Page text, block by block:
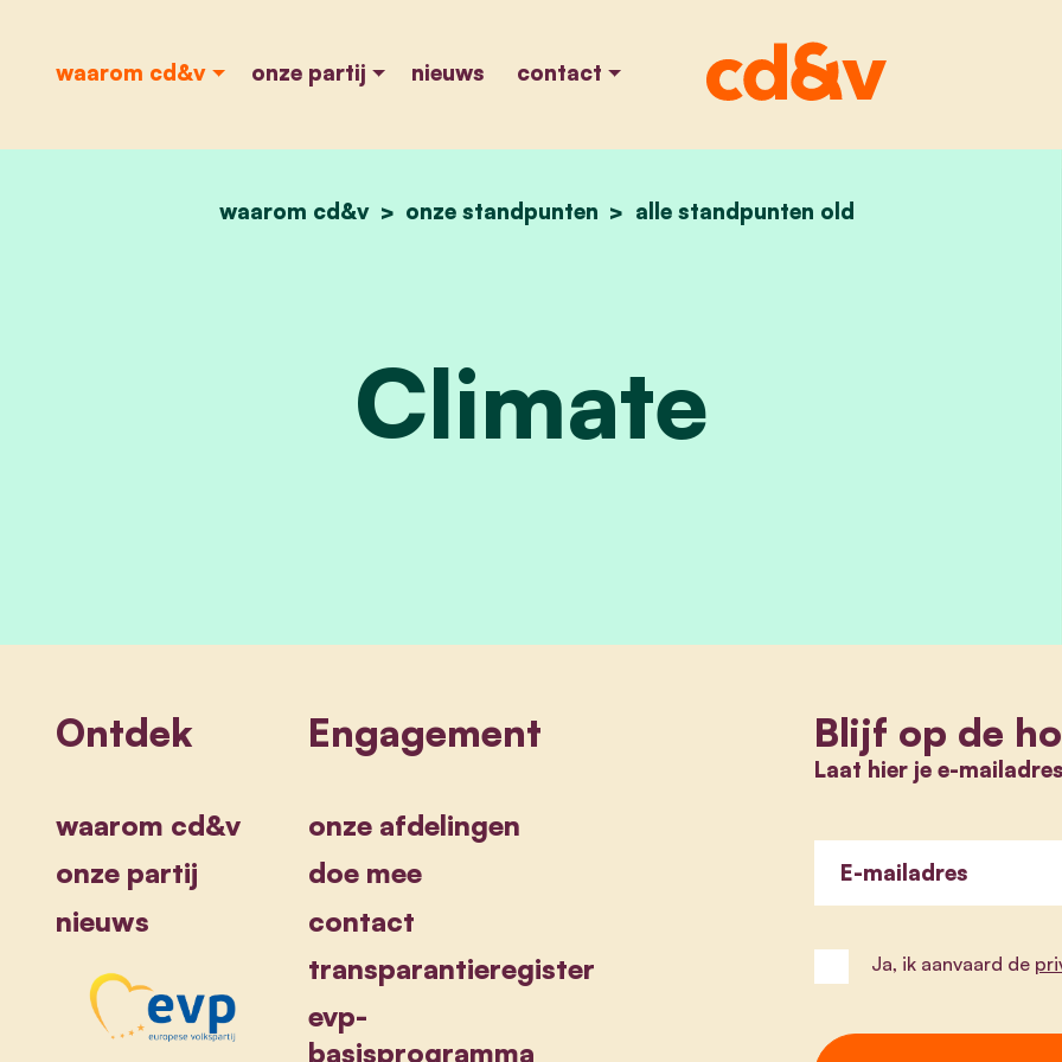
waarom cd&v onze partij nieuws contact
home
waarom cd&v onze standpunten alle standpunten old
climate
Climate
Ontdek
waarom cd&v
onze partij
nieuws
Engagement
onze afdelingen
doe mee
contact
transparantieregister
evp-
basisprogramma
Blijf op de
Laat hier je e-
E-mailadres
Ja, ik aanvaard de